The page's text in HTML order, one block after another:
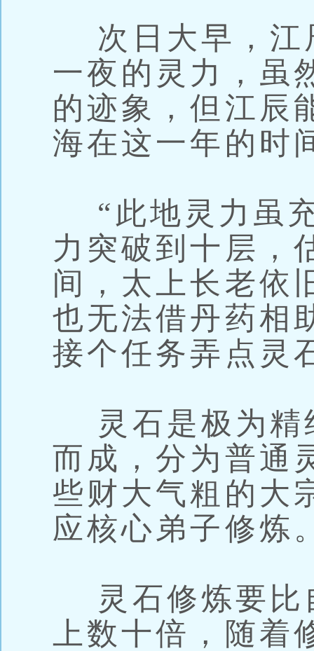
次日大早，江
一夜的灵力，虽
的迹象，但江辰
海在这一年的时
“此地灵力虽
力突破到十层，
间，太上长老依
也无法借丹药
接个任务弄点灵
灵石是极为精
而成，分为普通
些财大气粗的大
应核心弟子修炼
灵石修炼要比
上数十倍，随